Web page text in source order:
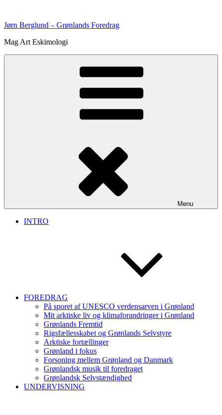
indhold
Jørn Berglund – Grønlands Foredrag
Mag Art Eskimologi
Menu
INTRO
FOREDRAG
På sporet af UNESCO verdensarven i Grønland
Mit arktiske liv og klimaforandringer i Grønland
Grønlands Fremtid
Rigsfællesskabet og Grønlands Selvstyre
Arktiske fortællinger
Grønland i fokus
Forsoning mellem Grønland og Danmark
Grønlandsk musik til foredraget
Grønlandsk Selvstændighed
UNDERVISNING